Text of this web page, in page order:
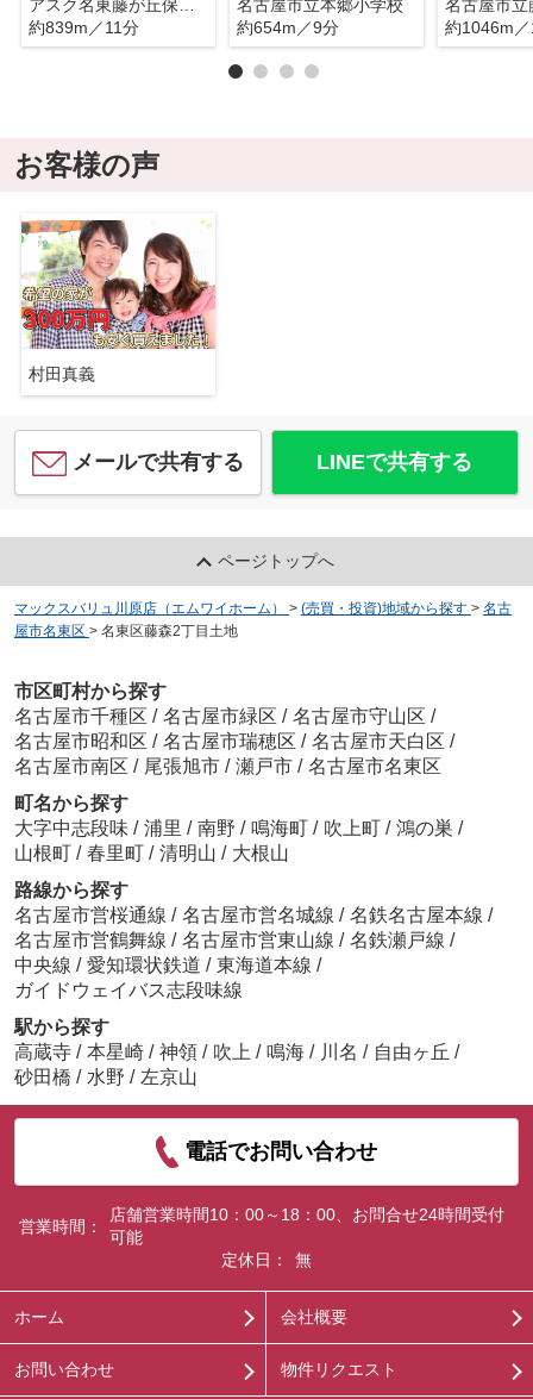
約839m／11分
名古屋市立本郷小学校
約654m／9分
名古屋市立
約1046m
お客様の声
村田真義
メールで共有する LINEで共有する
ページトップへ
マックスバリュ川原店（エムワイホーム） > (売買・投資)地域から探す > 名古
屋市名東区 > 名東区藤森2丁目土地
市区町村から探す
名古屋市千種区 / 名古屋市緑区 / 名古屋市守山区 /
名古屋市昭和区 / 名古屋市瑞穂区 / 名古屋市天白区 /
名古屋市南区 / 尾張旭市 / 瀬戸市 / 名古屋市名東区
町名から探す
大字中志段味 / 浦里 / 南野 / 鳴海町 / 吹上町 / 鴻の巣 /
山根町 / 春里町 / 清明山 / 大根山
路線から探す
名古屋市営桜通線 / 名古屋市営名城線 / 名鉄名古屋本線 /
名古屋市営鶴舞線 / 名古屋市営東山線 / 名鉄瀬戸線 /
中央線 / 愛知環状鉄道 / 東海道本線 /
ガイドウェイバス志段味線
駅から探す
高蔵寺 / 本星崎 / 神領 / 吹上 / 鳴海 / 川名 / 自由ヶ丘 /
砂田橋 / 水野 / 左京山
電話でお問い合わせ
営業時間：
店舗営業時間10：00～18：00、お問合せ24時間受付
可能
定休日：
無
ホーム 会社概要
お問い合わせ 物件リクエスト